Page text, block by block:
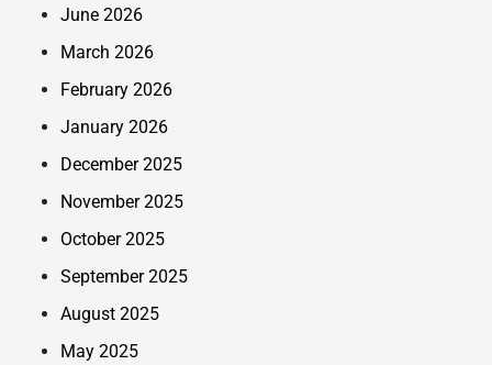
June 2026
March 2026
February 2026
January 2026
December 2025
November 2025
October 2025
September 2025
August 2025
May 2025